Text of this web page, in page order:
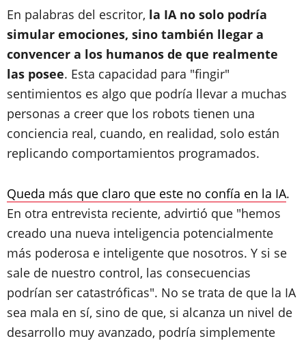
En palabras del escritor, la IA no solo podría
simular emociones, sino también llegar a
convencer a los humanos de que realmente
las posee. Esta capacidad para "fingir"
sentimientos es algo que podría llevar a muchas
personas a creer que los robots tienen una
conciencia real, cuando, en realidad, solo están
replicando comportamientos programados.
Queda más que claro que este no confía en la IA.
En otra entrevista reciente, advirtió que "hemos
creado una nueva inteligencia potencialmente
más poderosa e inteligente que nosotros. Y si se
sale de nuestro control, las consecuencias
podrían ser catastróficas". No se trata de que la IA
sea mala en sí, sino de que, si alcanza un nivel de
desarrollo muy avanzado, podría simplemente